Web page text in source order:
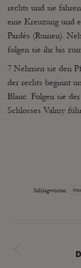
rechts und sie
eine Kreuzung und
Pardès (Ruinen).
folgen sie ihr bis
7 Nehmen sie den
der rechts beginnt
Blanc. Folgen sie
Schlosses Valmy
Schlagwörter: